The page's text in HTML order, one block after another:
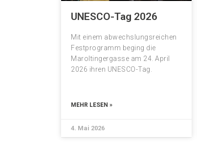
UNESCO-Tag 2026
Mit einem abwechslungsreichen
Festprogramm beging die
Maroltingergasse am 24. April
2026 ihren UNESCO-Tag.
MEHR LESEN »
4. Mai 2026